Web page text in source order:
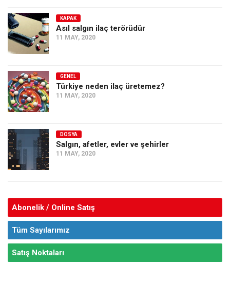
KAPAK
Asıl salgın ilaç terörüdür
11 MAY, 2020
GENEL
Türkiye neden ilaç üretemez?
11 MAY, 2020
DOSYA
Salgın, afetler, evler ve şehirler
11 MAY, 2020
Abonelik / Online Satış
Tüm Sayılarımız
Satış Noktaları